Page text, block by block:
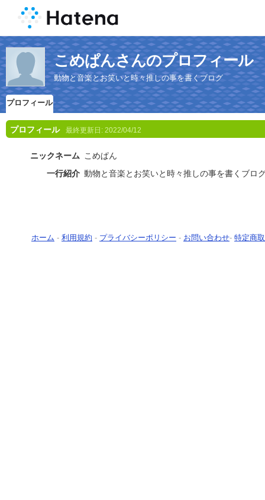
こめぱんさんのプロフィール
動物と音楽とお笑いと時々推しの事を書くブログ
プロフィール
プロフィール 最終更新日: 2022/04/12
ニックネーム こめぱん
一行紹介 動物と音楽とお笑いと時々推しの事を書くブロ
ホーム - 利用規約 - プライバシーポリシー - お問い合わせ- 特定商